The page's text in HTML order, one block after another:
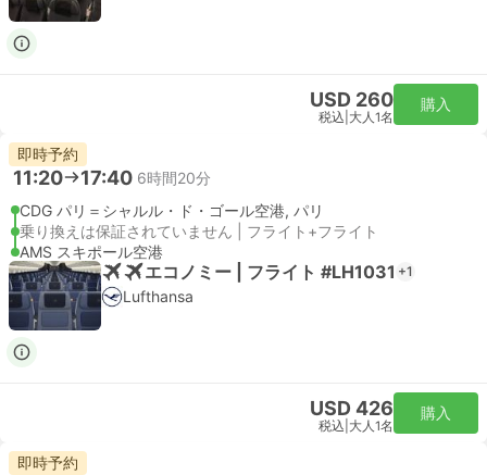
USD 260
税込 大人1名
購入
即時予約
11:20 17:40 6時間20分
CDG パリ＝シャルル・ド・ゴール空港, パリ
乗り換えは保証されていません | フライト+フライト
AMS スキポール空港
エコノミー | フライト #LH1031 +1
Lufthansa
USD 426
税込 大人1名
購入
即時予約